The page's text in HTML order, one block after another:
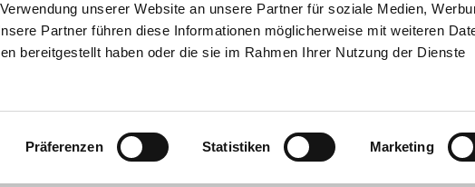
unserer Website an unsere Partner für soziale Medien,
Partner führen diese Informationen möglicherweise mit weiteren
bereitgestellt haben oder die sie im Rahmen Ihrer Nutzung der Dienste
Präferenzen Statistiken Marketing
Reparaturservice Produktkatalog Referenzen Ankauf
unserenAGB, zum Widerrufsrecht, zum Impressum und zu unserem